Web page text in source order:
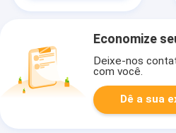
Economize
Deixe-nos
com você.
Dê a sua